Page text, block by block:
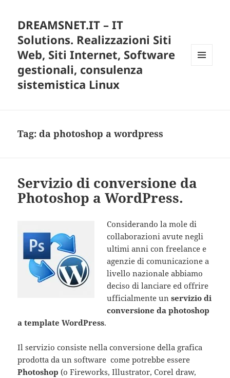
DREAMSNET.IT – IT
Solutions. Realizzazioni Siti
Web, Siti Internet, Software
gestionali, consulenza
sistemistica Linux
Tag:da photoshop a wordpress
Servizio di conversione da
Photoshop a WordPress.
Considerando la mole di
collaborazioni avute negli
ultimi anni con freelance e
agenzie di comunicazione a
livello nazionale abbiamo
deciso di lanciare ed offrire
ufficialmente unservizio di
conversione da photoshop
a template WordPress.
Il servizio consiste nella conversione della grafica
prodotta da un software come potrebbe essere
Photoshop (o Fireworks, Illustrator, Corel draw,